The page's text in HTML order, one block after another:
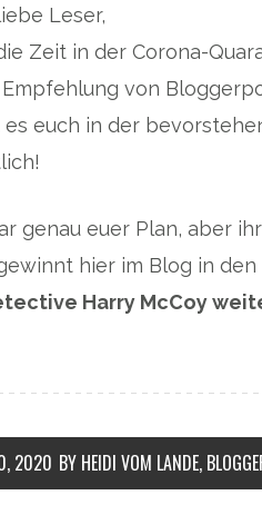
Leser,
Zeit in der Corona-
von
es euch in der
genau euer Plan, aber
hier im Blog in
Harry McCoy
2020 BY HEIDI VOM LANDE,